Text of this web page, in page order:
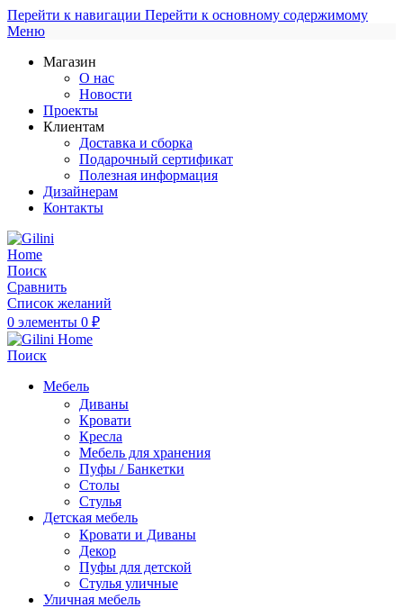
Перейти к навигации Перейти к основному содержимому
Меню
Магазин
О нас
Новости
Проекты
Клиентам
Доставка и сборка
Подарочный сертификат
Полезная информация
Дизайнерам
Контакты
Поиск
Сравнить
Список желаний
0 элементы 0 ₽
Поиск
Мебель
Диваны
Кровати
Кресла
Мебель для хранения
Пуфы / Банкетки
Столы
Стулья
Детская мебель
Кровати и Диваны
Декор
Пуфы для детской
Стулья уличные
Уличная мебель